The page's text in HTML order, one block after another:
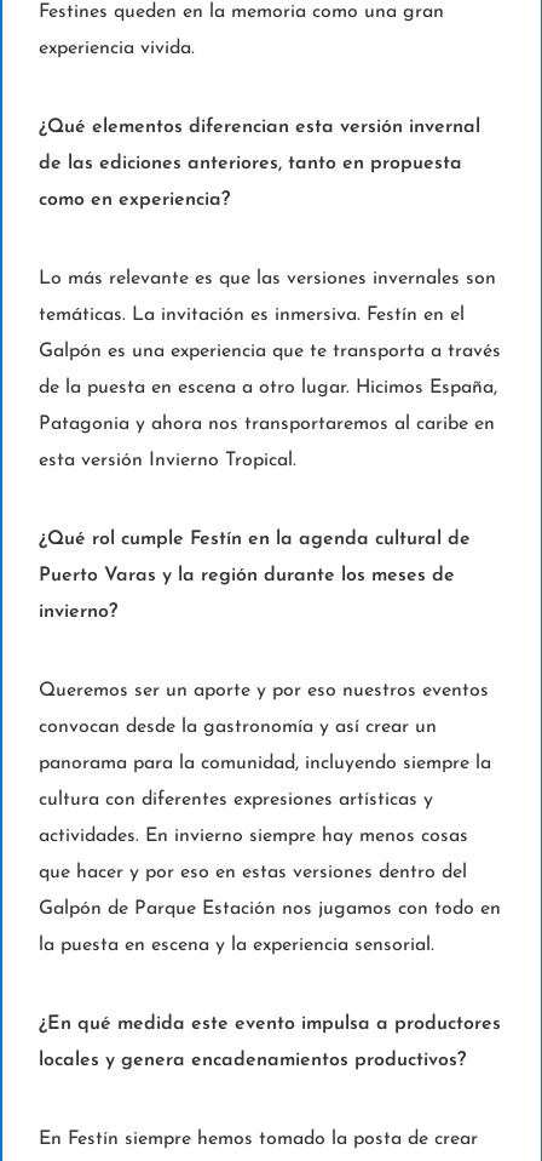
Festines queden en la memoria como una gran
experiencia vivida.
¿Qué elementos diferencian esta versión invernal
de las ediciones anteriores, tanto en propuesta
como en experiencia?
Lo más relevante es que las versiones invernales son
temáticas. La invitación es inmersiva. Festín en el
Galpón es una experiencia que te transporta a través
de la puesta en escena a otro lugar. Hicimos España,
Patagonia y ahora nos transportaremos al caribe en
esta versión Invierno Tropical.
¿Qué rol cumple Festín en la agenda cultural de
Puerto Varas y la región durante los meses de
invierno?
Queremos ser un aporte y por eso nuestros eventos
convocan desde la gastronomía y así crear un
panorama para la comunidad, incluyendo siempre la
cultura con diferentes expresiones artísticas y
actividades. En invierno siempre hay menos cosas
que hacer y por eso en estas versiones dentro del
Galpón de Parque Estación nos jugamos con todo en
la puesta en escena y la experiencia sensorial.
¿En qué medida este evento impulsa a productores
locales y genera encadenamientos productivos?
En Festín siempre hemos tomado la posta de crear